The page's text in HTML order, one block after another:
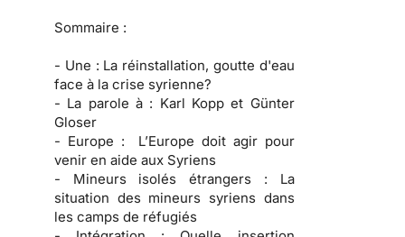
Sommaire :
- Une : La réinstallation, goutte d'eau
face à la crise syrienne?
- La parole à : Karl Kopp et Günter
Gloser
- Europe : L’Europe doit agir pour
venir en aide aux Syriens
- Mineurs isolés étrangers : La
situation des mineurs syriens dans
les camps de réfugiés